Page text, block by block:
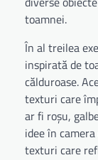
toamnei.
În al treilea
inspirată de
călduroase.
texturi care
ar fi roșu,
idee în
texturi care